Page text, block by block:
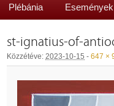
Plébánia Események
st-ignatius-of-
Közzétéve: 2023-10-15 - 647 ×